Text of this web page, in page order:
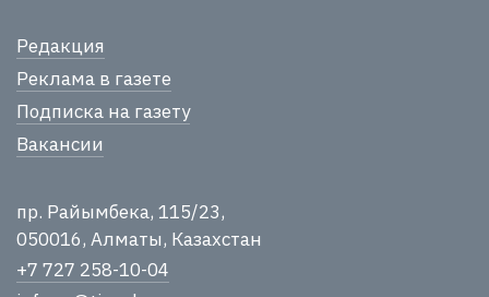
Редакция
Реклама в газете
Подписка на газету
Вакансии
пр. Райымбека, 115/23,
050016, Алматы, Казахстан
+7 727 258-10-04